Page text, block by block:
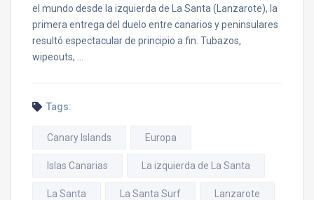
el mundo desde la izquierda de La Santa (Lanzarote), la
primera entrega del duelo entre canarios y peninsulares
resultó espectacular de principio a fin. Tubazos,
wipeouts, …
Tags:
Canary Islands Europa
Islas Canarias La izquierda de La Santa
La Santa La Santa Surf Lanzarote